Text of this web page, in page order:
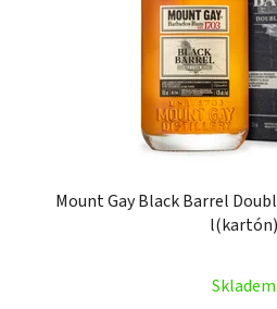
Mount Gay Black Barrel
l(kartón)
Skladem